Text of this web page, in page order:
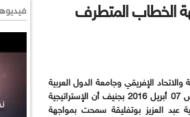
الخطاب المتطرف
والاتحاد الإفريقي وجامعة الدول العربية
عبد القادر مساهل الخميس 07 أبريل 2016 بجنيف أن الإستراتيجية
عبد العزيز بوتفليقة سمحت بمواجهة